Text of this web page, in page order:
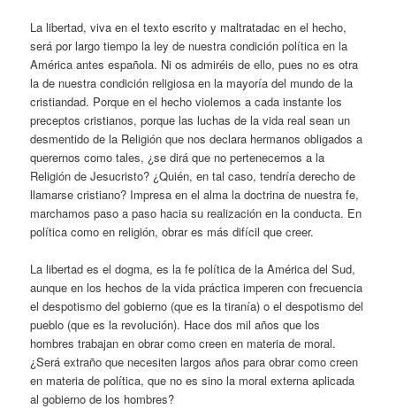
La libertad, viva en el texto escrito y maltratadac en el hecho,
será por largo tiempo la ley de nuestra condición política en la
América antes española. Ni os admiréis de ello, pues no es otra
la de nuestra condición religiosa en la mayoría del mundo de la
cristiandad. Porque en el hecho violemos a cada instante los
preceptos cristianos, porque las luchas de la vida real sean un
desmentido de la Religión que nos declara hermanos obligados a
querernos como tales, ¿se dirá que no pertenecemos a la
Religión de Jesucristo? ¿Quién, en tal caso, tendría derecho de
llamarse cristiano? Impresa en el alma la doctrina de nuestra fe,
marchamos paso a paso hacia su realización en la conducta. En
política como en religión, obrar es más difícil que creer.
La libertad es el dogma, es la fe política de la América del Sud,
aunque en los hechos de la vida práctica imperen con frecuencia
el despotismo del gobierno (que es la tiranía) o el despotismo del
pueblo (que es la revolución). Hace dos mil años que los
hombres trabajan en obrar como creen en materia de moral.
¿Será extraño que necesiten largos años para obrar como creen
en materia de política, que no es sino la moral externa aplicada
al gobierno de los hombres?